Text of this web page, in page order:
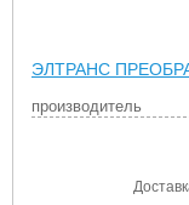
ЭЛТРАНС
производитель